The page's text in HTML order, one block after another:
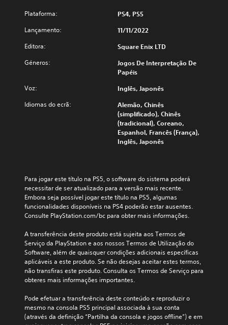
Plataforma: PS4, PS5
Lançamento: 11/11/2022
Editora: Square Enix LTD
Géneros:
Jogos De Interpretação De
Papéis
Voz: Inglês, Japonês
Idiomas do ecrã:
Alemão, Chinês
(simplificado), Chinês
(tradicional), Coreano,
Espanhol, Francês (França),
Inglês, Japonês
Para jogar este título na PS5, o software do sistema poderá
necessitar de ser atualizado para a versão mais recente.
Embora seja possível jogar este título na PS5, algumas
funcionalidades disponíveis na PS4 poderão estar ausentes.
Consulte PlayStation.com/bc para obter mais informações.
A transferência deste produto está sujeita aos Termos de
Serviço da PlayStation e aos nossos Termos de Utilização do
Software, além de quaisquer condições adicionais específicas
aplicáveis a este produto. Se não desejas aceitar estes termos,
não transfiras este produto. Consulta os Termos de Serviço para
obteres mais informações importantes.
Pode efetuar a transferência deste conteúdo e reproduzir o
mesmo na consola PS5 principal associada à sua conta
(através da definição “Partilha da consola e jogos offline”) e em